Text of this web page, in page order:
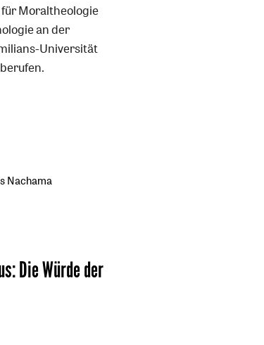
Moraltheologie
an der
Universität
Nachama
: Die Würde der